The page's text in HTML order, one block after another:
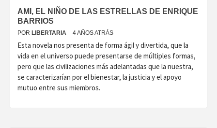
AMI, EL NIÑO DE LAS ESTRELLAS DE ENRIQUE
BARRIOS
POR LIBERTARIA 4 AÑOS ATRÁS
Esta novela nos presenta de forma ágil y divertida, que la
vida en el universo puede presentarse de múltiples formas,
pero que las civilizaciones más adelantadas que la nuestra,
se caracterizarían por el bienestar, la justicia y el apoyo
mutuo entre sus miembros.